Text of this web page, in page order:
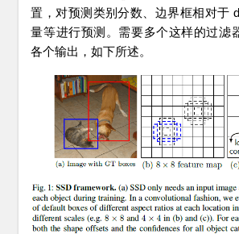
置，对预测类别分数、边界框相对于
量等进行预测。需要多个这样的过滤
各个输出，如下所述。